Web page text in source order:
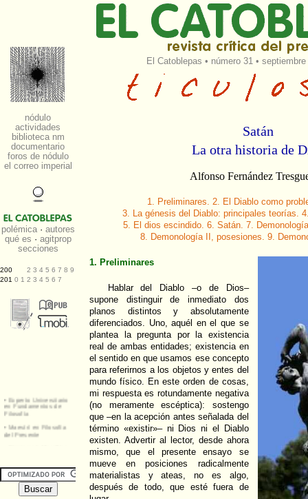
El Catoblepas • número 31 •
Satán
La otra historia de
Alfonso Fernández
1. Preliminares. 2. El Diablo como
3. La génesis del Diablo: principales teorías.
5. El dios escindido. 6. Satán. 7.
8. Demonología II, posesiones. 9.
1. Preliminares
Hablar del Diablo –o de Dios–
supone distinguir de inmediato dos
planos distintos y absolutamente
diferenciados. Uno, aquél en el que se
plantea la pregunta por la existencia
real de ambas entidades; existencia en
el sentido en que usamos ese concepto
para referirnos a los objetos y entes del
mundo físico. En este orden de cosas,
mi respuesta es rotundamente negativa
(no meramente escéptica): sostengo
que –en la acepción antes señalada del
término «existir»– ni Dios ni el Diablo
existen. Advertir al lector, desde ahora
mismo, que el presente ensayo se
mueve en posiciones radicalmente
materialistas y ateas, no es algo,
después de todo, que esté fuera de